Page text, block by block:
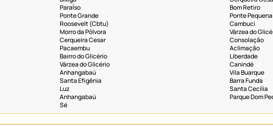
ParaÍso
Bom Retiro
Ponte Grande
Ponte Pequena
Roosevelt (Cbtu)
Cambuci
Morro da Pólvora
Várzea do
Cerqueira Cesar
Consolação
Pacaembu
Aclimação
Bairro do Glicério
Liberdade
Várzea do Glicério
Canindé
Anhangabaú
Vila Buarque
Santa Efigênia
Barra Funda
Luz
Santa Cecília
Anhangabaú
Parque Dom
Sé